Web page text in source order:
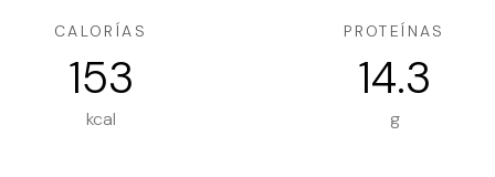
CALORÍAS
153
kcal
PROTEÍNAS
14.3
g